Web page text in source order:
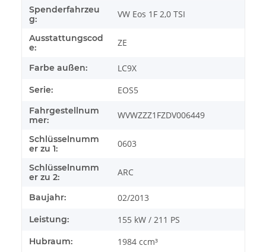
Spenderfahrzeu
g:
VW Eos 1F 2,0 TSI
Ausstattungscod
e:
ZE
Farbe außen: LC9X
Serie: EOS5
Fahrgestellnum
mer:
WVWZZZ1FZDV006449
Schlüsselnumm
er zu 1:
0603
Schlüsselnumm
er zu 2:
ARC
Baujahr: 02/2013
Leistung: 155 kW / 211 PS
Hubraum: 1984 ccm³